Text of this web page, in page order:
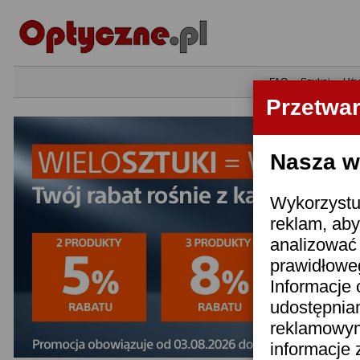
Nasza
reklam,
Informacje
informacje
•FAQ•Szukaj•